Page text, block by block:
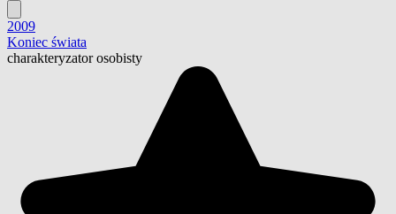
2009
Koniec świata
charakteryzator osobisty